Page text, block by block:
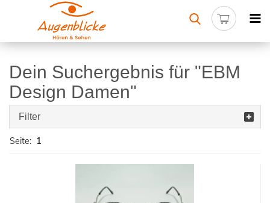
Dein Suchergebnis für "EBM
Design Damen"
Filter
Seite: 1